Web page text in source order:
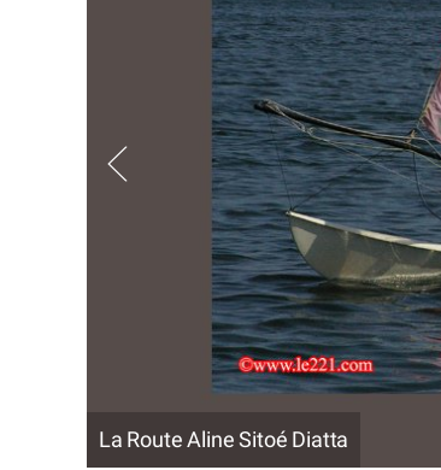
La Route Aline Sitoé Diatta